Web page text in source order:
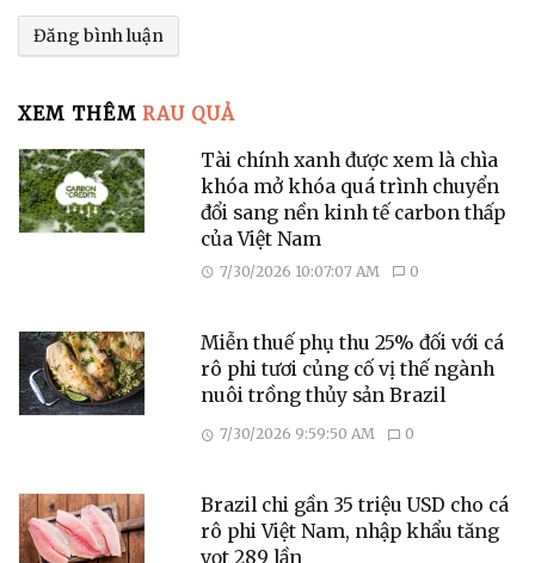
XEM THÊMRAU QUẢ
Tài chính xanh được xem là chìa
khóa mở khóa quá trình chuyển
đổi sang nền kinh tế carbon thấp
của Việt Nam
7/30/2026 10:07:07 AM 0
Miễn thuế phụ thu 25% đối với cá
rô phi tươi củng cố vị thế ngành
nuôi trồng thủy sản Brazil
7/30/2026 9:59:50 AM 0
Brazil chi gần 35 triệu USD cho cá
rô phi Việt Nam, nhập khẩu tăng
vọt 289 lần